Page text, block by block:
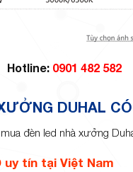
Hotline: 0901 482 582
DUHAL
đèn led nhà xưởng
uy tín tại Việt Nam